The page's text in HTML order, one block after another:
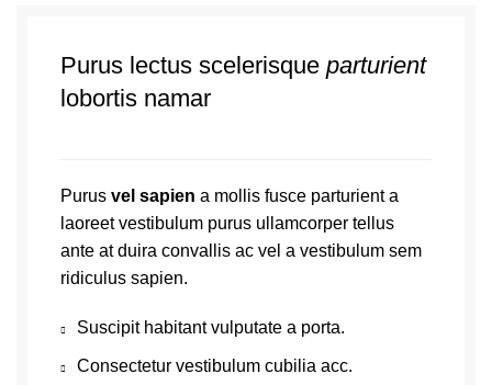
Purus lectus scelerisque parturient
lobortis namar
Purus vel sapien a mollis fusce parturient a
laoreet vestibulum purus ullamcorper tellus
ante at duira convallis ac vel a vestibulum sem
ridiculus sapien.
Suscipit habitant vulputate a porta.
Consectetur vestibulum cubilia acc.